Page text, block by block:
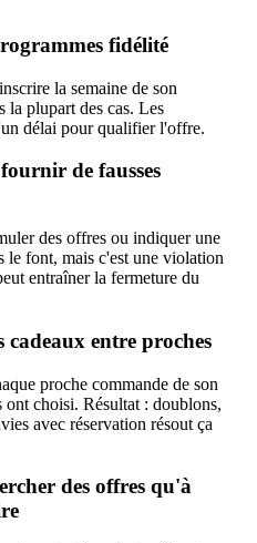
fidélité
la semaine de son
la plupart des cas. Les
délai pour qualifier l'offre.
de fausses
des offres ou indiquer une
le font, mais c'est une violation
entraîner la fermeture du
entre proches
proche commande de son
ont choisi. Résultat : doublons,
avec réservation résout ça
des offres qu'à